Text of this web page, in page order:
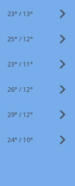
23° / 13°
25° / 12°
23° / 11°
26° / 12°
29° / 12°
24° / 10°